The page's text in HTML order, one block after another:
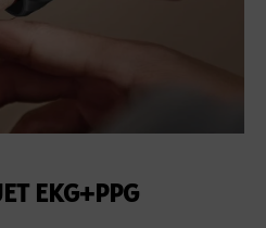
EKG+PPG